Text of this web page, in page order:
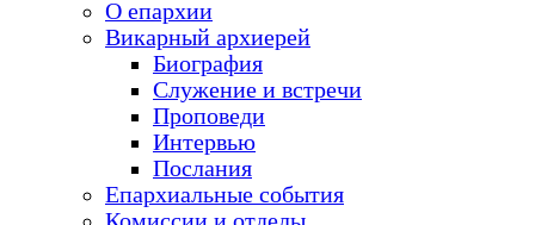
О епархии
Викарный архиерей
Биография
Служение и встречи
Проповеди
Интервью
Послания
Епархиальные события